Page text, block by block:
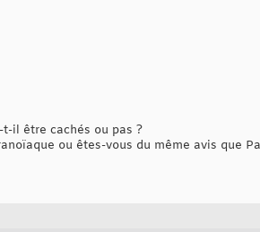
il être cachés ou pas ?
ou êtes-vous du même avis que